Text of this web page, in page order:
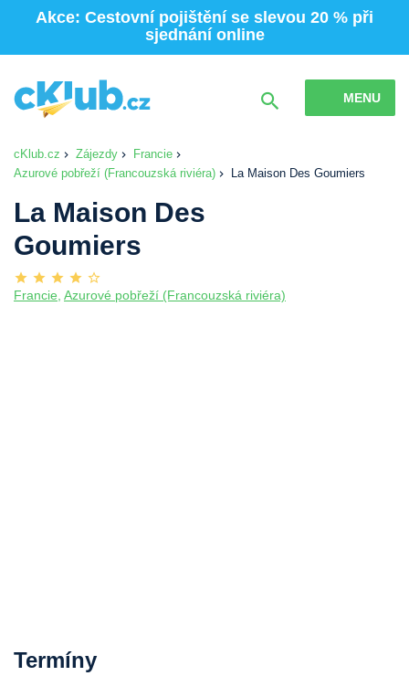
Akce: Cestovní pojištění se slevou 20 % při
sjednání online
MENU
cKlub.cz Zájezdy
Francie
Azurové pobřeží (Francouzská riviéra)
La Maison Des Goumiers
La Maison Des
Goumiers
Francie, Azurové pobřeží (Francouzská riviéra)
Termíny